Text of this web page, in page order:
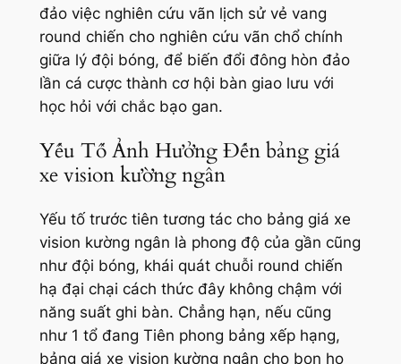
đảo việc nghiên cứu vãn lịch sử vẻ vang
round chiến cho nghiên cứu vãn chổ chính
giữa lý đội bóng, để biến đổi đông hòn đảo
lần cá cược thành cơ hội bàn giao lưu với
học hỏi với chắc bạo gan.
Yếu Tố Ảnh Hưởng Đến bảng giá
xe vision kường ngân
Yếu tố trước tiên tương tác cho bảng giá xe
vision kường ngân là phong độ của gần cũng
như đội bóng, khái quát chuỗi round chiến
hạ đại chại cách thức đây không chậm với
năng suất ghi bàn. Chẳng hạn, nếu cũng
như 1 tổ đang Tiên phong bảng xếp hạng,
bảng giá xe vision kường ngân cho bọn họ